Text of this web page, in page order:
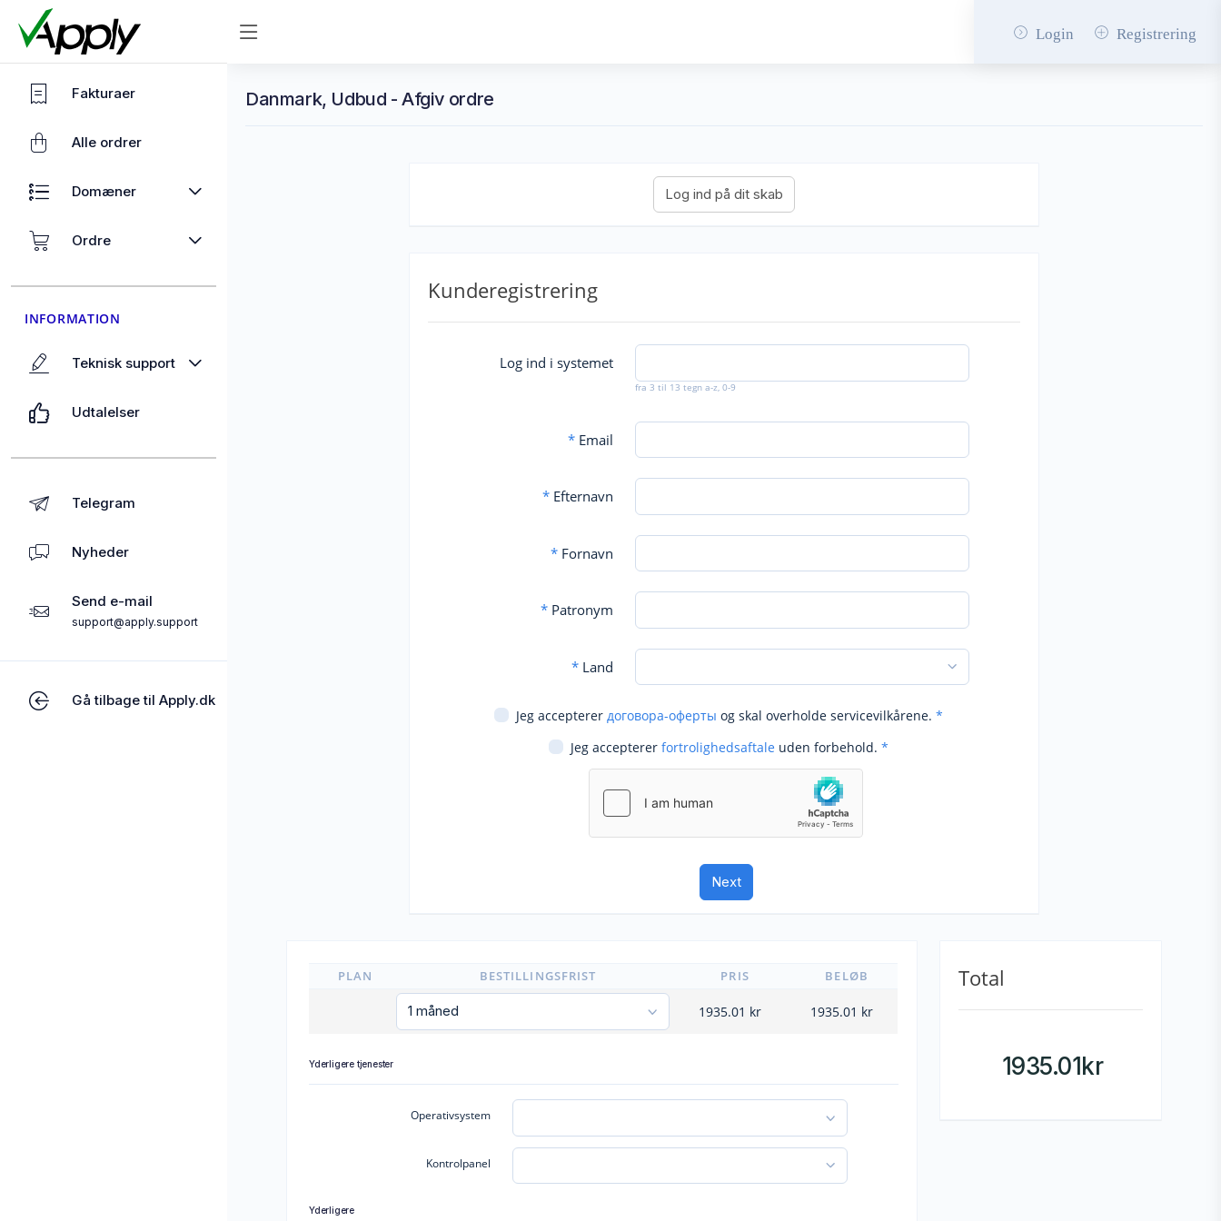
Login Registrering
Fakturaer
Alle ordrer
Domæner
Ordre
INFORMATION
Teknisk support
Udtalelser
Telegram
Nyheder
Send e-mail
support@apply.support
Gå tilbage til Apply.dk
Danmark, Udbud - Afgiv ordre
Kunderegistrering
Log ind i systemet
fra 3 til 13 tegn a-z, 0-9
*Email
*Efternavn
*Fornavn
*Patronym
*Land
Jeg accepterer договора-оферты og skal overholde servicevilkårene. *
Jeg accepterer fortrolighedsaftale uden forbehold. *
PLAN BESTILLINGSFRIST PRIS BELØB
1935.01 kr 1935.01 kr
Yderligere tjenester
Operativsystem
Kontrolpanel
Yderligere
Total
1935.01kr